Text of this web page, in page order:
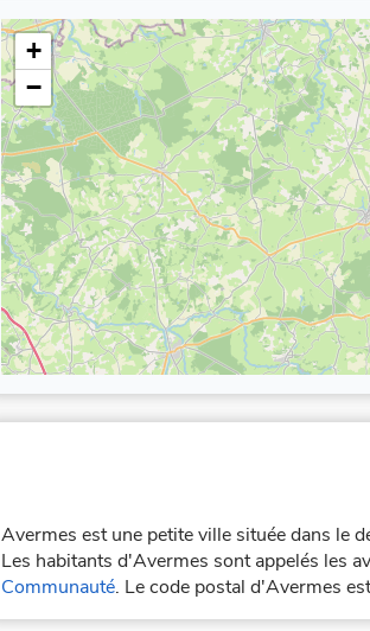
+
−
Avermes est une petite ville située dans le
Les habitants d'Avermes sont appelés les
Communauté. Le code postal d'Avermes